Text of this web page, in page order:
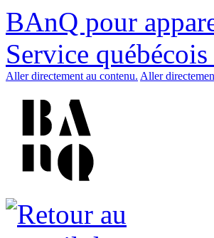
BAnQ pour
Service
Aller directement au contenu. Aller